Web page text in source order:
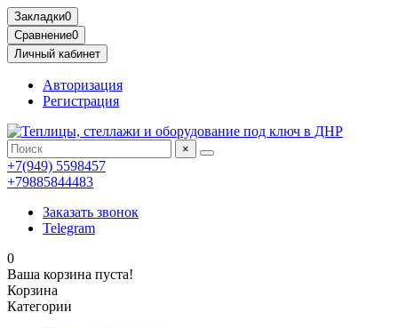
Закладки0
Сравнение0
Личный кабинет
Авторизация
Регистрация
×
+7(949) 5598457
+79885844483
Заказать звонок
Telegram
0
Ваша корзина пуста!
Корзина
Категории